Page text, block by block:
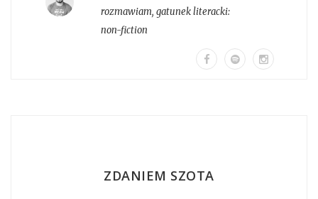
rozmawiam, gatunek literacki:
non-fiction
ZDANIEM SZOTA